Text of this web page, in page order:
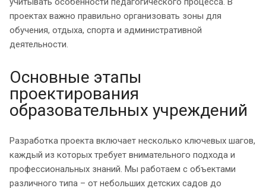
проектах важно правильно организовать зоны для
обучения, отдыха, спорта и административной
деятельности.
Основные этапы
проектирования
образовательных учреждений
Разработка проекта включает несколько ключевых шагов,
каждый из которых требует внимательного подхода и
профессиональных знаний. Мы работаем с объектами
различного типа – от небольших детских садов до